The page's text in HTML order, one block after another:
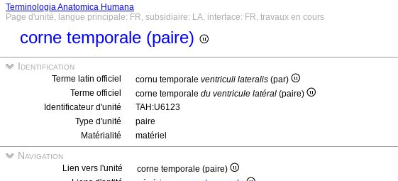
Terminologia Anatomica Humana
Page d'unité, langue principale: FR, subsidiaire: LA, interface: FR, travaux en cours
corne temporale (paire)
Identification
Terme latin officiel cornu temporale ventriculi lateralis (par)
Terme officiel
corne temporale du ventricule latéral (paire)
Identificateur d'unité
TAH:U6123
Type d'unité
paire
Matérialité
matériel
Navigation
Lien vers l'unité
corne temporale (paire)